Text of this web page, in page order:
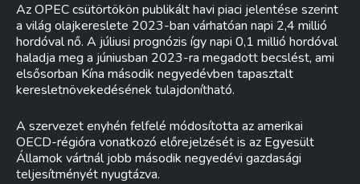
Az OPEC csütörtökön publikált havi piaci jelentése szerint
a világ olajkereslete 2023-ban várhatóan napi 2,4 millió
hordóval nő. A júliusi prognózis így napi 0,1 millió hordóval
haladja meg a júniusban 2023-ra megadott becslést, ami
elsősorban Kína második negyedévben tapasztalt
keresletnövekedésének tulajdonítható.
A szervezet enyhén felfelé módosította az amerikai
OECD-régióra vonatkozó előrejelzését is az Egyesült
Államok vártnál jobb második negyedévi gazdasági
teljesítményét nyugtázva.